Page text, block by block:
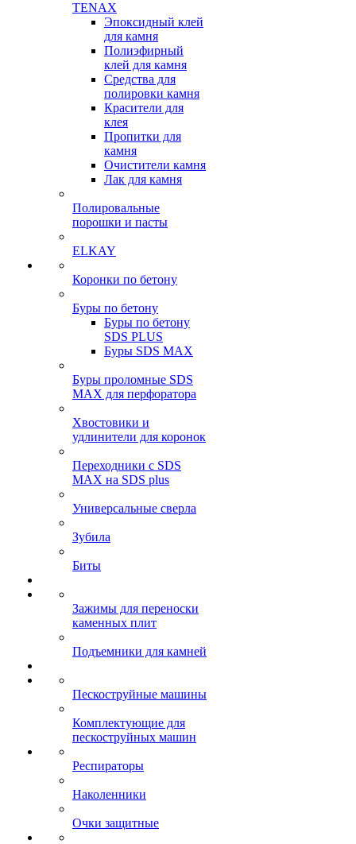
TENAX
Эпоксидный клей
для камня
Полиэфирный
клей для камня
Средства для
полировки камня
Красители для
клея
Пропитки для
камня
Очистители камня
Лак для камня
Полировальные
порошки и пасты
ELKAY
Коронки по бетону
Буры по бетону
Буры по бетону
SDS PLUS
Буры SDS MAX
Буры проломные SDS
MAX для перфоратора
Хвостовики и
удлинители для коронок
Переходники с SDS
MAX на SDS plus
Универсальные сверла
Зубила
Биты
Зажимы для переноски
каменных плит
Подъемники для камней
Пескоструйные машины
Комплектующие для
пескоструйных машин
Респираторы
Наколенники
Очки защитные